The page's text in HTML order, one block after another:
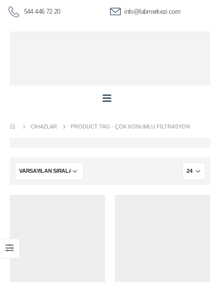
544 446 72 20 info@labmerkezi.com
CIHAZLAR PRODUCT TAG - ÇOK KONUMLU FILTRASYON